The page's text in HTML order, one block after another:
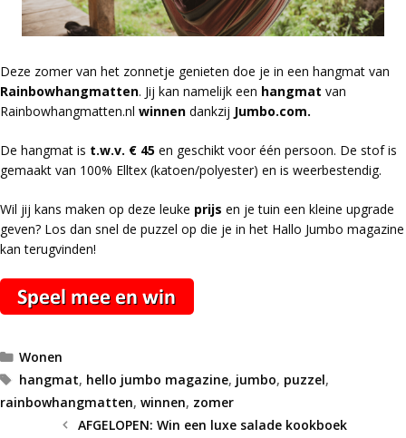
Deze zomer van het zonnetje genieten doe je in een hangmat van
Rainbowhangmatten. Jij kan namelijk een hangmat van
Rainbowhangmatten.nl winnen dankzij Jumbo.com.
De hangmat is t.w.v. € 45 en geschikt voor één persoon. De stof is
gemaakt van 100% Elltex (katoen/polyester) en is weerbestendig.
Wil jij kans maken op deze leuke prijs en je tuin een kleine upgrade
geven? Los dan snel de puzzel op die je in het Hallo Jumbo magazine
kan terugvinden!
Categorieën
Wonen
Tags
hangmat, hello jumbo magazine, jumbo, puzzel,
rainbowhangmatten, winnen, zomer
AFGELOPEN: Win een luxe salade kookboek